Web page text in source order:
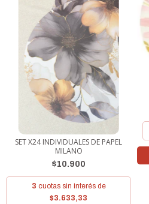
SET X24 INDIVIDUALES DE PAPEL
MILANO
$10.900
3 cuotas sin interés de
$3.633,33